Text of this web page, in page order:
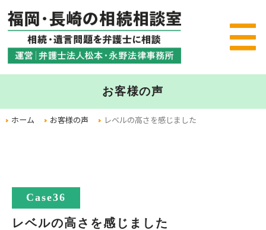
お客様の声
ホーム お客様の声 レベルの高さを感じました
Case36
レベルの高さを感じました